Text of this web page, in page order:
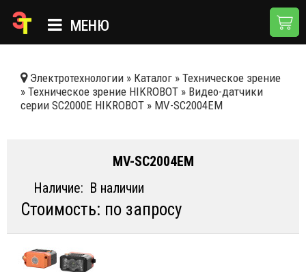
МЕНЮ
КАТАЛОГ
НОВОСТИ
ДОСТАВКА И ОПЛАТА
КОНТАКТЫ
Электротехнологии » Каталог » Техническое зрение
» Техническое зрение HIKROBOT » Видео-датчики
серии SC2000E HIKROBOT » MV-SC2004EM
MV-SC2004EM
Наличие: В наличии
Стоимость: по запросу